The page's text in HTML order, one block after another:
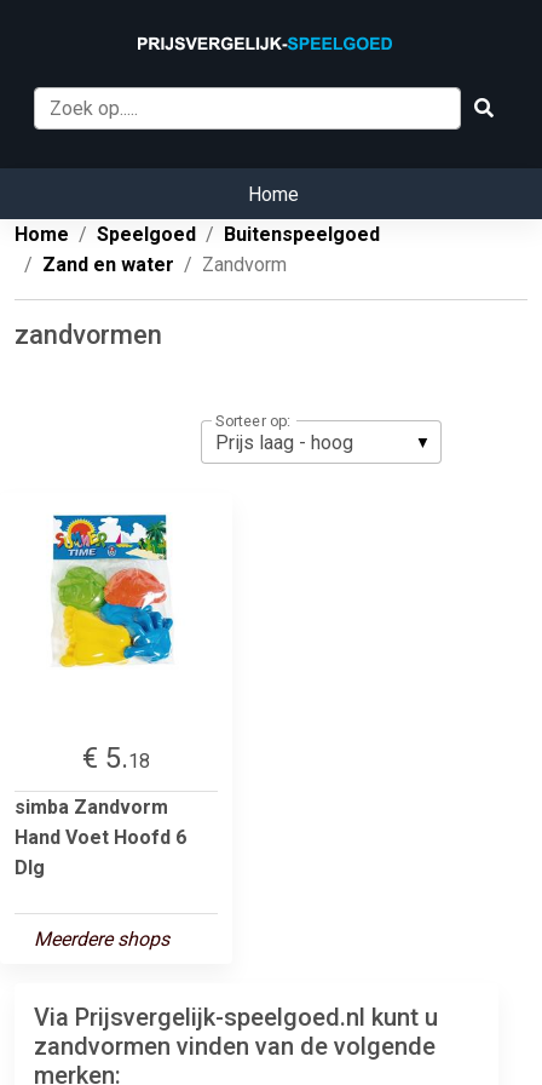
Home
Home
Speelgoed
Buitenspeelgoed
Zand en water
Zandvorm
zandvormen
Sorteer op:
€ 5.18
simba Zandvorm
Hand Voet Hoofd 6
Dlg
Meerdere shops
Via Prijsvergelijk-speelgoed.nl kunt u
zandvormen vinden van de volgende
merken: